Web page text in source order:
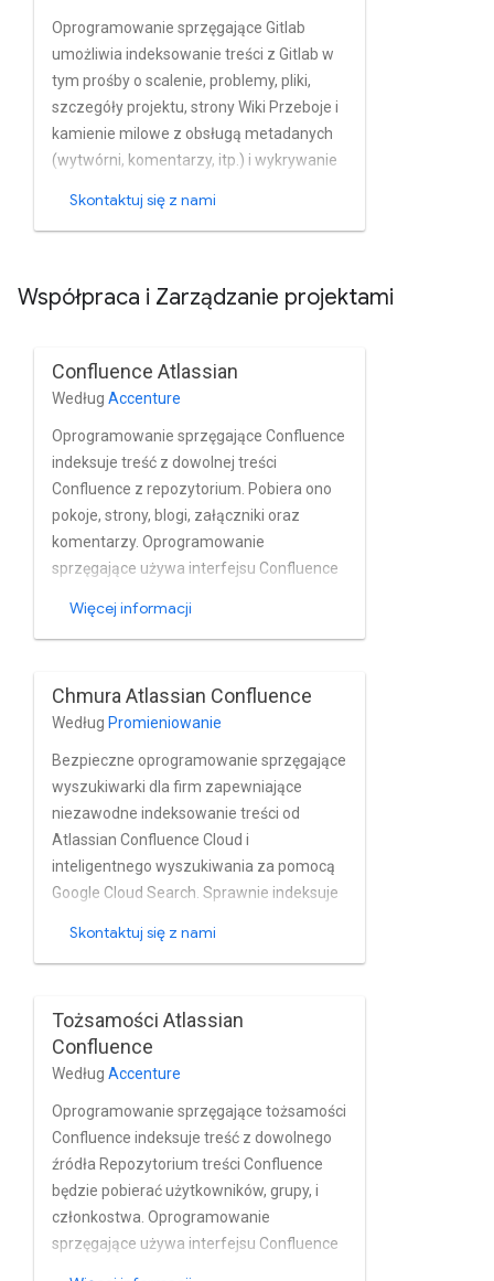
Oprogramowanie sprzęgające Gitlab
umożliwia indeksowanie treści z Gitlab w
tym prośby o scalenie, problemy, pliki,
szczegóły projektu, strony Wiki Przeboje i
kamienie milowe z obsługą metadanych
(wytwórni, komentarzy, itp.) i wykrywanie
implementuje pełną to strategia
pobierania treści Gitlab wykorzystuje
Skontaktuj się z nami
Współpraca i Zarządzanie projektami
Confluence Atlassian
Według Accenture
Oprogramowanie sprzęgające Confluence
indeksuje treść z dowolnej treści
Confluence z repozytorium. Pobiera ono
pokoje, strony, blogi, załączniki oraz
komentarzy. Oprogramowanie
sprzęgające używa interfejsu Confluence
Confluence; obsługuje wczesne wiązanie,
działa niezależnie od wyszukiwarki.
Więcej informacji
Chmura Atlassian Confluence
Według Promieniowanie
Bezpieczne oprogramowanie sprzęgające
wyszukiwarki dla firm zapewniające
niezawodne indeksowanie treści od
Atlassian Confluence Cloud i
inteligentnego wyszukiwania za pomocą
Google Cloud Search. Sprawnie indeksuje
komentarze, pokoje, profile i witryny
rzeczywistego. Łącznik w pełni obsługuje
wbudowanego użytkownika i grupę w
Atlassian Confluence Cloud i zarządzania
nimi.
Skontaktuj się z nami
Tożsamości Atlassian
Confluence
Według Accenture
Oprogramowanie sprzęgające tożsamości
Confluence indeksuje treść z dowolnego
źródła Repozytorium treści Confluence
będzie pobierać użytkowników, grupy, i
członkostwa. Oprogramowanie
sprzęgające używa interfejsu Confluence